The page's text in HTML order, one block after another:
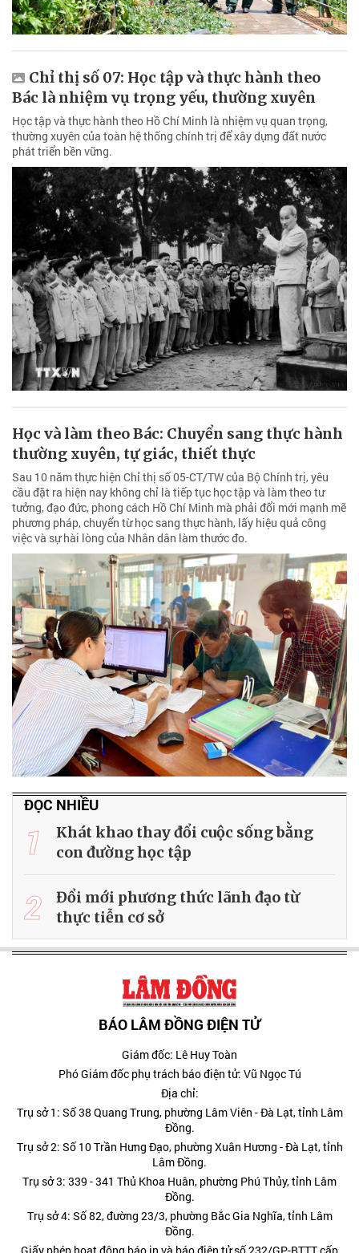
Chỉ thị số 07: Học tập và thực hành theo
Bác là nhiệm vụ trọng yếu, thường xuyên
Học tập và thực hành theo Hồ Chí Minh là nhiệm vụ quan trọng,
thường xuyên của toàn hệ thống chính trị để xây dựng đất nước
phát triển bền vững.
Học và làm theo Bác: Chuyển sang thực hành
thường xuyên, tự giác, thiết thực
Sau 10 năm thực hiện Chỉ thị số 05-CT/TW của Bộ Chính trị, yêu
cầu đặt ra hiện nay không chỉ là tiếp tục học tập và làm theo tư
tưởng, đạo đức, phong cách Hồ Chí Minh mà phải đổi mới mạnh mẽ
phương pháp, chuyển từ học sang thực hành, lấy hiệu quả công
việc và sự hài lòng của Nhân dân làm thước đo.
ĐỌC NHIỀU
1
Khát khao thay đổi cuộc sống bằng
con đường học tập
2
Đổi mới phương thức lãnh đạo từ
thực tiễn cơ sở
BÁO LÂM ĐỒNG ĐIỆN TỬ
Giám đốc: Lê Huy Toàn
Phó Giám đốc phụ trách báo điện tử: Vũ Ngọc Tú
Địa chỉ:
Trụ sở 1: Số 38 Quang Trung, phường Lâm Viên - Đà Lạt, tỉnh Lâm
Đồng.
Trụ sở 2: Số 10 Trần Hưng Đạo, phường Xuân Hương - Đà Lạt, tỉnh
Lâm Đồng.
Trụ sở 3: 339 - 341 Thủ Khoa Huân, phường Phú Thủy, tỉnh Lâm
Đồng.
Trụ sở 4: Số 82, đường 23/3, phường Bắc Gia Nghĩa, tỉnh Lâm
Đồng.